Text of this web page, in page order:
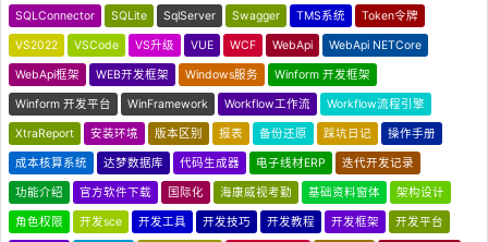
SQLConnector SQLite SqlServer Swagger TMS系统 Token令牌
VS2022 VSCode VS升级 VUE WCF WebApi WebApi NETCore
WebApi框架 WEB开发框架 Windows服务 Winform 开发框架
Winform 开发平台 WinFramework Workflow工作流 Workflow流程引擎
XtraReport 安装环境 版本区别 报表 备份还原 踩坑日记 操作手册
成本核算系统 达梦数据库 代码生成器 电子线材ERP 迭代开发记录
功能介绍 官方软件下载 国际化 海康威视考勤 基础资料窗体 架构设计
角色权限 开发sce 开发工具 开发技巧 开发教程 开发框架 开发平台